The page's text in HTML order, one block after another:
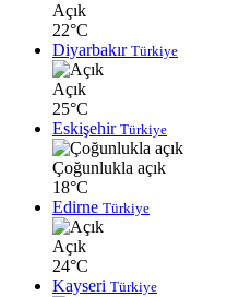
Açık
22°C
Diyarbakır Türkiye
Açık
25°C
Eskişehir Türkiye
Çoğunlukla açık
18°C
Edirne Türkiye
Açık
24°C
Kayseri Türkiye